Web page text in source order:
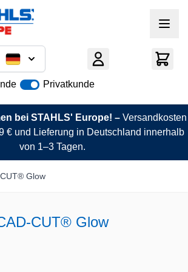
Privatkunde
bei STAHLS' Europe! – Versandkosten
€ und Lieferung in Deutschland innerhalb
von 1–3 Tagen.
Glow
CUT® Glow